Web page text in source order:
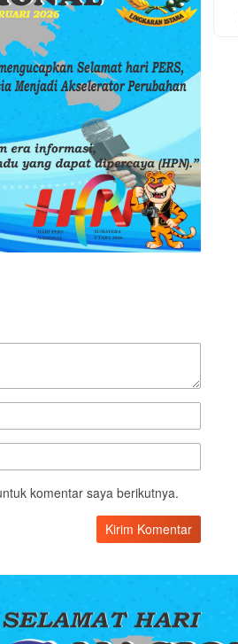
komentar saya berikutnya.